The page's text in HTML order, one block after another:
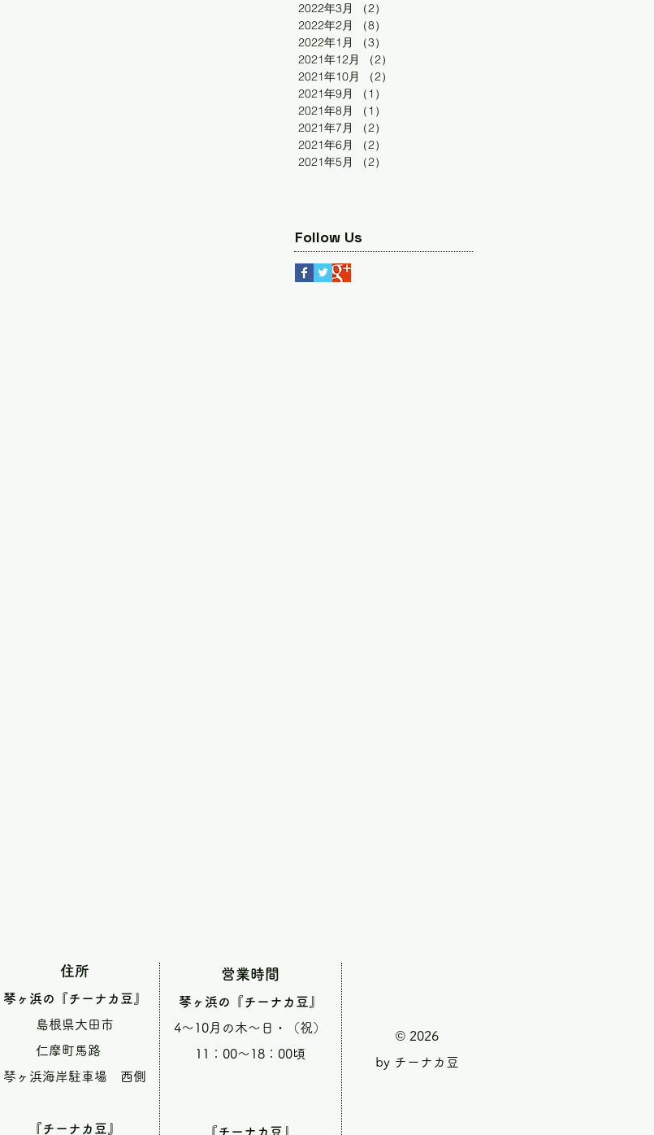
2022年3月
（2）
2022年2月
（8）
2022年1月
（3）
2021年12月
（2）
2021年10月
（2）
2021年9月
（1）
2021年8月
（1）
2021年7月
（2）
2021年6月
（2）
2021年5月
（2）
Follow Us
住所
琴ヶ浜の『チーナカ豆』
島根県大田市
仁摩町馬路
琴ヶ浜海岸駐車場 西側
『チーナカ豆』
営業時間
琴ヶ浜の『チーナカ豆』
4～10月の木～日・（祝）
11：00～18：00頃
『チーナカ豆』
© 2026
by チーナカ豆